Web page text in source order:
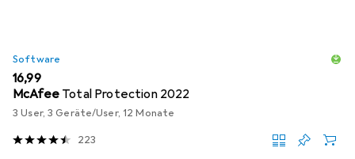
Software
EUR
16,99
McAfee Total Protection 2022
3 User, 3 Geräte/User, 12 Monate
223